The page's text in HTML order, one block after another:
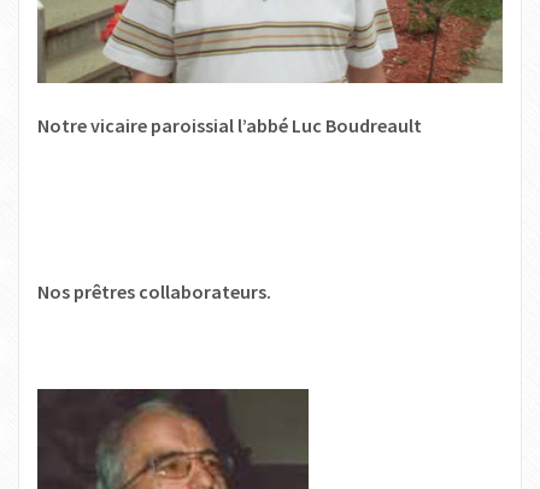
Notre vicaire paroissial l’abbé Luc Boudreault
Nos prêtres collaborateurs.